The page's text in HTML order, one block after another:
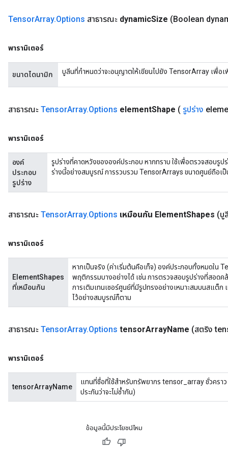
TensorArray.Options สาธารณะ dynamicSize (Boolean
พารามิเตอร์
ขนาดไดนามิก บูลีนที่กำหนดว่าจะอนุญาตให้เขียนไปยัง TensorArray เพื่อ
สาธารณะ TensorArray.Options elementShape ( รูปร่าง
พารามิเตอร์
องค์
ประกอบ
รูปร่าง
รูปร่างที่คาดหวังขององค์ประกอบ หากทราบ ใช้เพื่อตรวจสอบรู
ร่างนี้อย่างสมบูรณ์ การรวบรวม TensorArrays ขนาดศูนย์ถือเ
สาธารณะ TensorArray.Options เหมือนกัน ElementShapes (บู
พารามิเตอร์
ElementShapes
ที่เหมือนกัน
หากเป็นจริง (ค่าเริ่มต้นคือเท็จ) องค์ประกอบทั้งหมดใน
พฤติกรรมบางอย่างได้ เช่น การตรวจสอบรูปร่างที่สอดค
การเติมเทนเซอร์ศูนย์ที่มีรูปทรงอย่างเหมาะสมบนสแต็
ไว้อย่างสมบูรณ์ก็ตาม
สาธารณะ TensorArray.Options tensorArrayName (สตริง
พารามิเตอร์
tensorArrayName
แทนที่ชื่อที่ใช้สำหรับทรัพยากร tensor_array ชั่วคร
ประกันว่าจะไม่ซ้ำกัน)
ข้อมูลนี้มีประโยชน์ไหม